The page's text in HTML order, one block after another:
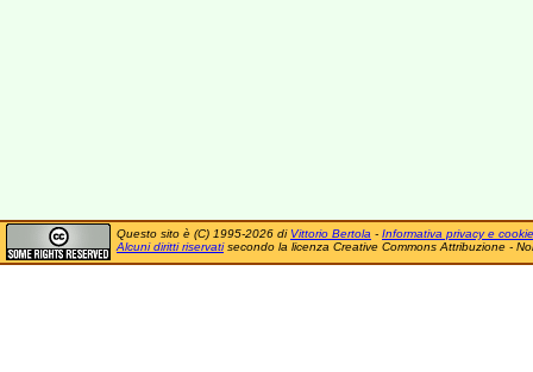
Questo sito è (C) 1995-2026 di Vittorio Bertola - Informativa privacy e cookie
Alcuni diritti riservatisecondo la licenza Creative Commons Attribuzione -